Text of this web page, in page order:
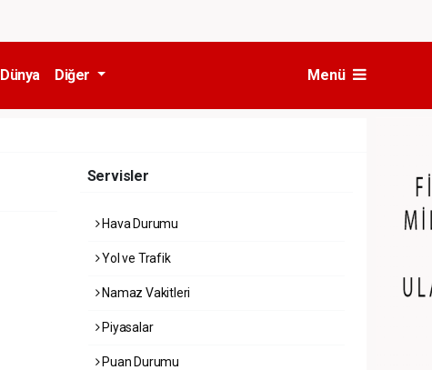
Dünya Diğer Menü
Servisler
Hava Durumu
Yol ve Trafik
Namaz Vakitleri
Piyasalar
Puan Durumu